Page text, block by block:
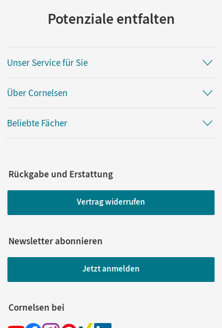
Potenziale entfalten
Unser Service für Sie
Über Cornelsen
Beliebte Fächer
Rückgabe und Erstattung
Vertrag widerrufen
Newsletter abonnieren
Jetzt anmelden
Cornelsen bei